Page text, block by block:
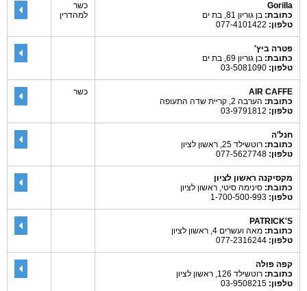
Gorilla
כתובת: בן גוריון 81, בת ים
טלפון:
כשר
למהדרין
פטרה ביץ'
כתובת: בן גוריון 69, בת ים
טלפון:
AIR CAFFE
כתובת: הערבה 2, קריית שדה התעופה
טלפון:
כשר
חנל'ה
כתובת: רוטשילד 25, ראשון לציון
טלפון:
מקסיקנה ראשון לציון
כתובת: סינימה סיטי, ראשון לציון
טלפון:
PATRICK'S
כתובת: מאה ועשרים 4, ראשון לציון
טלפון:
קפה פולה
כתובת: רוטשילד 126, ראשון לציון
טלפון: